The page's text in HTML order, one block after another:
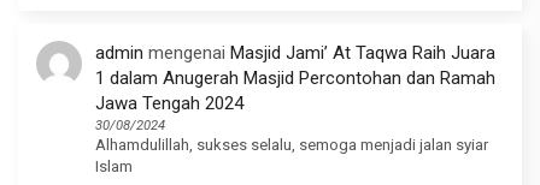
admin mengenai Masjid Jami’ At Taqwa Raih Juara
1 dalam Anugerah Masjid Percontohan dan Ramah
Jawa Tengah 2024
30/08/2024
Alhamdulillah, sukses selalu, semoga menjadi jalan syiar
Islam